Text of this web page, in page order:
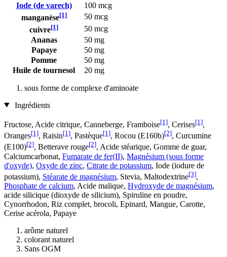
Iode (de varech)
100 mcg
manganèse[1]
50 mcg
cuivre[1]
50 mcg
Ananas
50 mg
Papaye
50 mg
Pomme
50 mg
Huile de tournesol
20 mg
sous forme de complexe d'aminoate
Ingrédients
Fructose, Acide citrique, Canneberge, Framboise[1], Cerises[1],
Oranges[1], Raisin[1], Pastèque[1], Rocou (E160b)[2], Curcumine
(E100)[2], Betterave rouge[2], Acide stéarique, Gomme de guar,
Calciumcarbonat, Fumarate de fer(II), Magnésium (sous forme
d'oxyde), Oxyde de zinc, Citrate de potassium, Iode (iodure de
potassium), Stéarate de magnésium, Stevia, Maltodextrine[3],
Phosphate de calcium, Acide malique, Hydroxyde de magnésium,
acide silicique (dioxyde de silicium), Spiruline en poudre,
Cynorrhodon, Riz complet, brocoli, Epinard, Mangue, Carotte,
Cerise acérola, Papaye
arôme naturel
colorant naturel
Sans OGM